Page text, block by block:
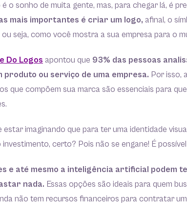
o sonho de muita gente, mas, para chegar lá, é
mais importantes é criar um logo, afinal, o
seja, como você mostra a sua empresa para o
Do Logos apontou que 93% das pessoas
produto ou serviço de uma empresa. Por isso,
que compõem sua marca são essenciais para
estar imaginando que para ter uma identidade
certo? Pois não se engane! É
e até mesmo a inteligência artificial podem
nada. Essas opções são ideais para quem
não tem recursos financeiros para contratar